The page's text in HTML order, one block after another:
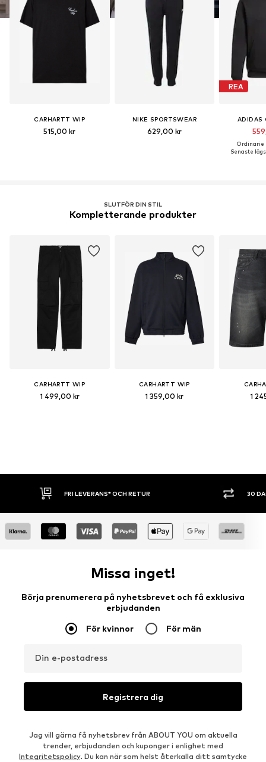
CARHARTT WIP
515,00 kr
NIKE SPORTSWEAR
629,00 kr
REA
ADIDAS
Ordinarie
Senaste
SLUTFÖR DIN STIL
Kompletterande produkter
CARHARTT WIP
1 499,00 kr
CARHARTT WIP
1 359,00 kr 1
30 DAGARS ÖPPET KÖP SHOPPA NU.
Missa inget!
Börja prenumerera på nyhetsbrevet och få exklusiva
erbjudanden
För kvinnor För män
Din e-postadress
Registrera dig
Jag vill gärna få nyhetsbrev från ABOUT YOU om aktuella
trender, erbjudanden och kuponger i enlighet med
Integritetspolicy. Du kan när som helst återkalla ditt samtycke